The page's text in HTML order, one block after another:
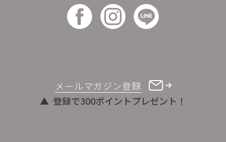
メールマガジン登録
登録で300ポイントプレゼント！